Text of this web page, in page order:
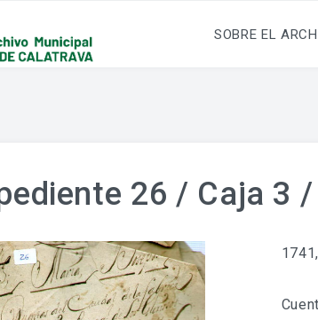
SOBRE EL
26 / Caja 3